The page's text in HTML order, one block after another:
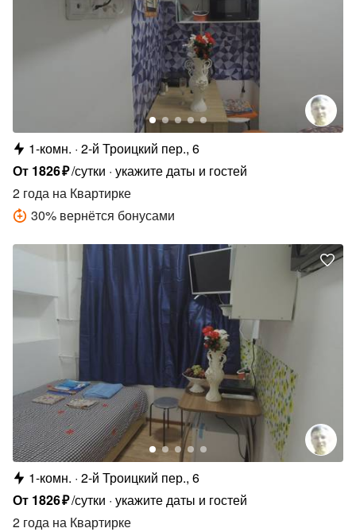
1-комн. 2-й Троицкий пер., 6
От 1826₽/сутки укажите даты и гостей
2 года на Квартирке
30% вернётся бонусами
1-комн. 2-й Троицкий пер., 6
От 1826₽/сутки укажите даты и гостей
2 года на Квартирке